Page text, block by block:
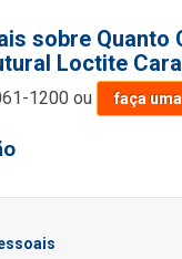
sobre Quanto
Loctite
1200 ou faça